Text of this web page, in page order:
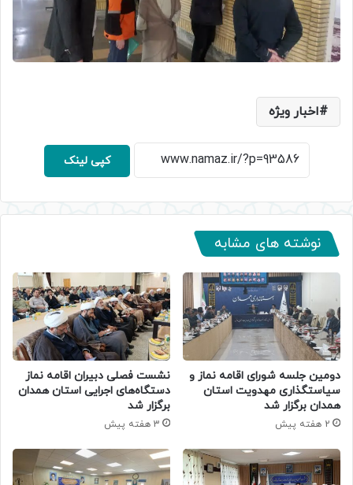
اخبار ویژه
کپی لینک
نوشته های مشابه
دومین جلسه شورای اقامه نماز و
سیاستگذاری مهدویت استان
همدان برگزار شد
2 هفته پیش
نشست فصلی دبیران اقامه نماز
دستگاه‌های اجرایی استان همدان
برگزار شد
3 هفته پیش